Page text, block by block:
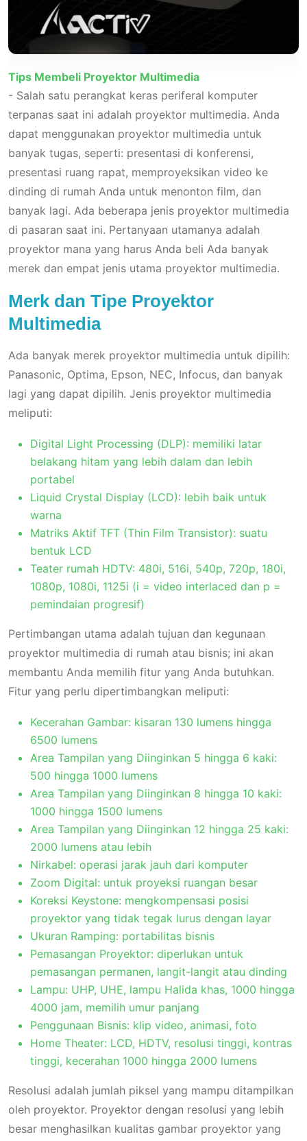
Tips Membeli Proyektor Multimedia
- Salah satu perangkat keras periferal komputer
terpanas saat ini adalah proyektor multimedia. Anda
dapat menggunakan proyektor multimedia untuk
banyak tugas, seperti: presentasi di konferensi,
presentasi ruang rapat, memproyeksikan video ke
dinding di rumah Anda untuk menonton film, dan
banyak lagi. Ada beberapa jenis proyektor multimedia
di pasaran saat ini. Pertanyaan utamanya adalah
proyektor mana yang harus Anda beli Ada banyak
merek dan empat jenis utama proyektor multimedia.
Merk dan Tipe Proyektor
Multimedia
Ada banyak merek proyektor multimedia untuk dipilih:
Panasonic, Optima, Epson, NEC, Infocus, dan banyak
lagi yang dapat dipilih. Jenis proyektor multimedia
meliputi:
Digital Light Processing (DLP): memiliki latar
belakang hitam yang lebih dalam dan lebih
portabel
Liquid Crystal Display (LCD): lebih baik untuk
warna
Matriks Aktif TFT (Thin Film Transistor): suatu
bentuk LCD
Teater rumah HDTV: 480i, 516i, 540p, 720p, 180i,
1080p, 1080i, 1125i (i = video interlaced dan p =
pemindaian progresif)
Pertimbangan utama adalah tujuan dan kegunaan
proyektor multimedia di rumah atau bisnis; ini akan
membantu Anda memilih fitur yang Anda butuhkan.
Fitur yang perlu dipertimbangkan meliputi:
Kecerahan Gambar: kisaran 130 lumens hingga
6500 lumens
Area Tampilan yang Diinginkan 5 hingga 6 kaki:
500 hingga 1000 lumens
Area Tampilan yang Diinginkan 8 hingga 10 kaki:
1000 hingga 1500 lumens
Area Tampilan yang Diinginkan 12 hingga 25 kaki:
2000 lumens atau lebih
Nirkabel: operasi jarak jauh dari komputer
Zoom Digital: untuk proyeksi ruangan besar
Koreksi Keystone: mengkompensasi posisi
proyektor yang tidak tegak lurus dengan layar
Ukuran Ramping: portabilitas bisnis
Pemasangan Proyektor: diperlukan untuk
pemasangan permanen, langit-langit atau dinding
Lampu: UHP, UHE, lampu Halida khas, 1000 hingga
4000 jam, memilih umur panjang
Penggunaan Bisnis: klip video, animasi, foto
Home Theater: LCD, HDTV, resolusi tinggi, kontras
tinggi, kecerahan 1000 hingga 2000 lumens
Resolusi adalah jumlah piksel yang mampu ditampilkan
oleh proyektor. Proyektor dengan resolusi yang lebih
besar menghasilkan kualitas gambar proyektor yang